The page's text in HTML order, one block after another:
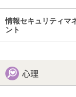
情報セキュリティマ
ント
心理